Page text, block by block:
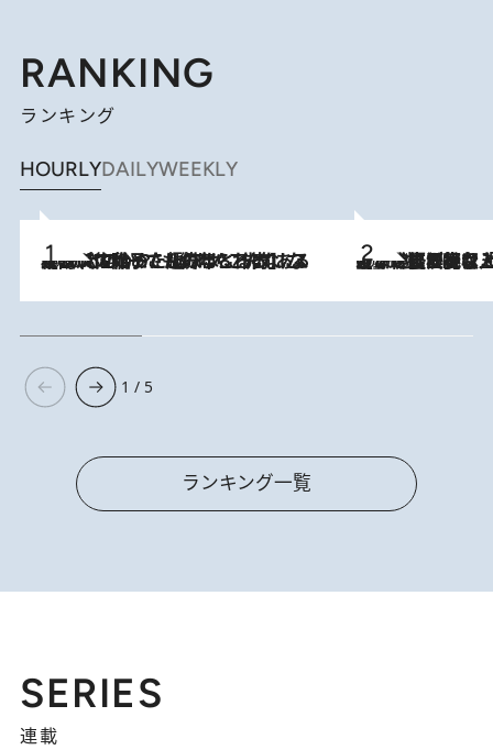
RANKING
ランキング
HOURLYDAILYWEEKLY
2026.8.5
【阿川佐和子さんの年とる力】なぜ70代で始めた趣味は“こんなに楽しい”のか？ ピアノ、俳句…スランプに陥っても続けられる“ある秘訣”とは 2026.8.5
【なぜ吉沢亮は「気配を消せる」のか？】興行収入208億の『国宝』を経て挑むミュージカル『ディア・エヴァン・ハンセン』。トップ俳優が舞台上でさらけ出した“孤独”とは
1 / 5
ランキング一覧
SERIES
連載